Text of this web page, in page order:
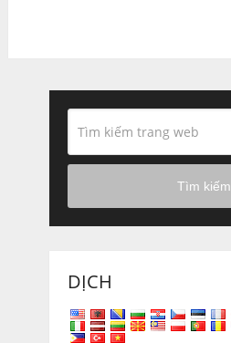
Tìm kiếm
DỊCH